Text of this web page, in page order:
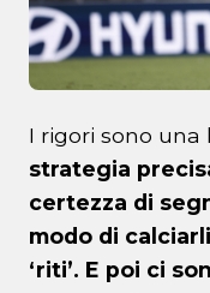
I rigori sono una
strategia
certezza di
modo di
‘riti’. E poi ci